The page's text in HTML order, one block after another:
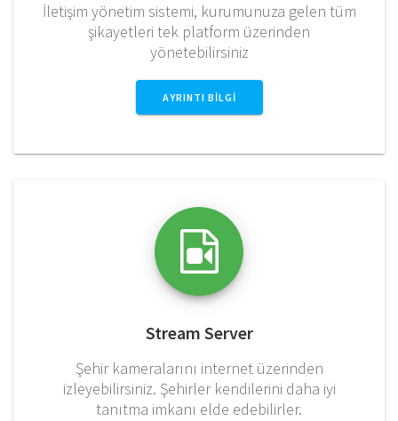
İletişim yönetim sistemi, kurumunuza gelen tüm
şikayetleri tek platform üzerinden
yönetebilirsiniz
AYRINTI BILGI
Stream Server
Şehir kameralarını internet üzerinden
izleyebilirsiniz. Şehirler kendilerini daha iyi
tanıtma imkanı elde edebilirler.